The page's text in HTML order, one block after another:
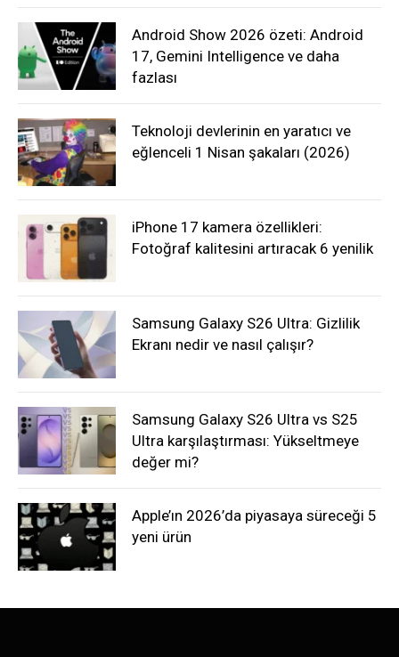
Android Show 2026 özeti: Android
17, Gemini Intelligence ve daha
fazlası
Teknoloji devlerinin en yaratıcı ve
eğlenceli 1 Nisan şakaları (2026)
iPhone 17 kamera özellikleri:
Fotoğraf kalitesini artıracak 6 yenilik
Samsung Galaxy S26 Ultra: Gizlilik
Ekranı nedir ve nasıl çalışır?
Samsung Galaxy S26 Ultra vs S25
Ultra karşılaştırması: Yükseltmeye
değer mi?
Apple’ın 2026’da piyasaya süreceği 5
yeni ürün